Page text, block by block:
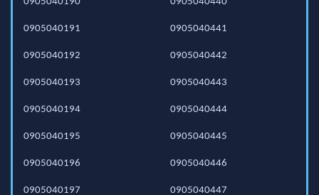
0905040191
0905040192
0905040193
0905040194
0905040195
0905040196
0905040197
0905040441
0905040442
0905040443
0905040444
0905040445
0905040446
0905040447